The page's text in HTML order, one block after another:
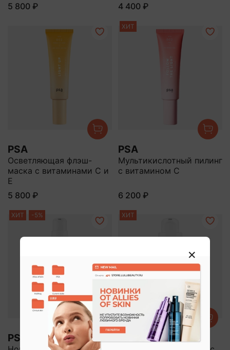
5 800 ₽
4 400 ₽
PSA
Осветляющая флэш-
маска с витаминами С и
Е
5 800 ₽
ХИТ
PSA
Мультикислотный пилинг
с витамином С
6 200 ₽
ХИТ -5%
PSA
ХИТ